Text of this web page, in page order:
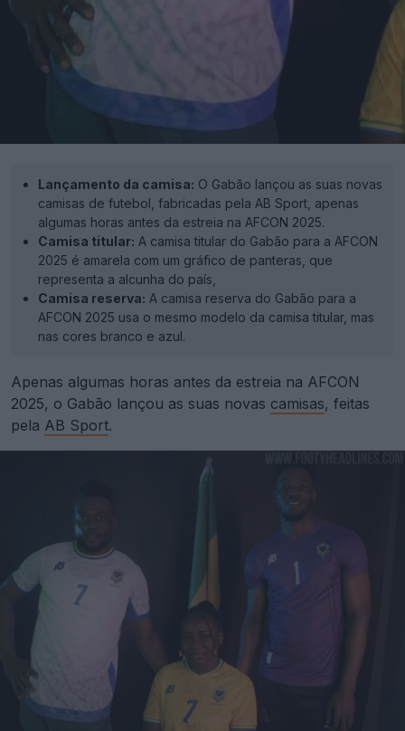
Lançamento da camisa: O Gabão lançou as suas novas
camisas de futebol, fabricadas pela AB Sport, apenas
algumas horas antes da estreia na AFCON 2025.
Camisa titular: A camisa titular do Gabão para a AFCON
2025 é amarela com um gráfico de panteras, que
representa a alcunha do país,
Camisa reserva: A camisa reserva do Gabão para a
AFCON 2025 usa o mesmo modelo da camisa titular, mas
nas cores branco e azul.
Apenas algumas horas antes da estreia na AFCON
2025, o Gabão lançou as suas novas camisas, feitas
pela AB Sport.